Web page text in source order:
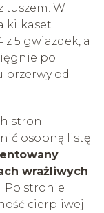
tuszem. W
kilkaset
5 gwiazdek, a
po
przerwy od
stron
osobną listę
wrażliwych
Po stronie
cierpliwej